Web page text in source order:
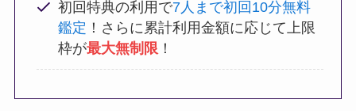
初回特典の利用で7人まで初回10分無料
鑑定 ！さらに累計利用金額に応じて上限
枠が最大無制限 ！